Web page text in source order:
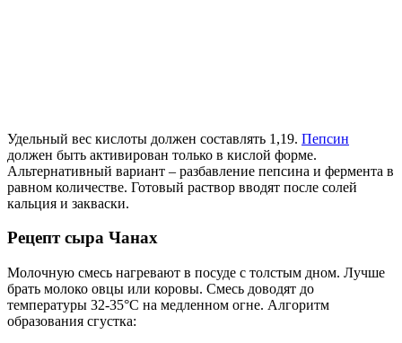
Удельный вес кислоты должен составлять 1,19. Пепсин
должен быть активирован только в кислой форме.
Альтернативный вариант – разбавление пепсина и фермента в
равном количестве. Готовый раствор вводят после солей
кальция и закваски.
Рецепт сыра Чанах
Молочную смесь нагревают в посуде с толстым дном. Лучше
брать молоко овцы или коровы. Смесь доводят до
температуры 32-35°С на медленном огне. Алгоритм
образования сгустка: